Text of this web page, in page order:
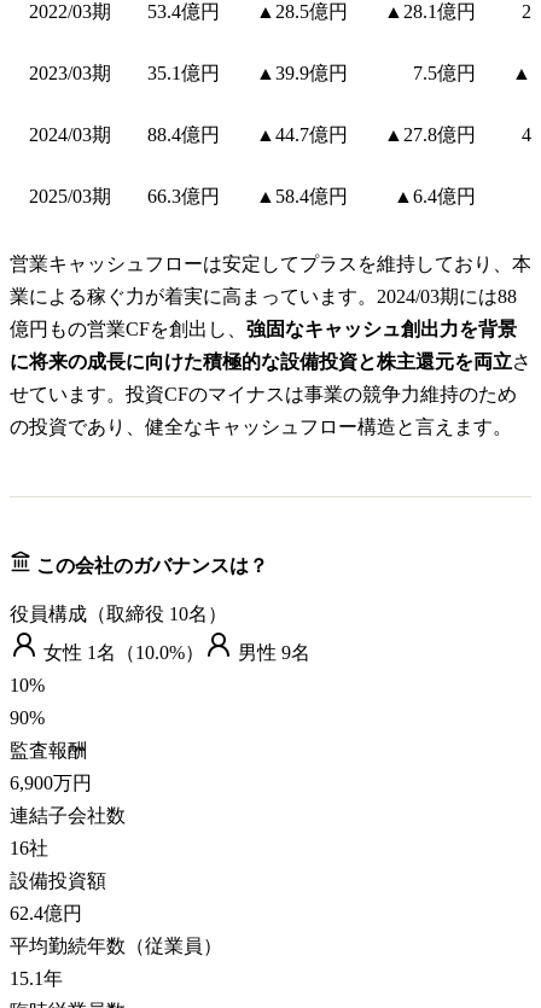
2022/03期 53.4億円 ▲28.5億円 ▲28.1億円
2023/03期 35.1億円 ▲39.9億円 7.5億円
2024/03期 88.4億円 ▲44.7億円 ▲27.8億円
2025/03期 66.3億円 ▲58.4億円 ▲6.4億円
営業キャッシュフローは安定してプラスを維持しており、本
業による稼ぐ力が着実に高まっています。2024/03期には88
億円もの営業CFを創出し、 強固なキャッシュ創出力を背景
に将来の成長に向けた積極的な設備投資と株主還元を両立さ
せています。投資CFのマイナスは事業の競争力維持のため
の投資であり、健全なキャッシュフロー構造と言えます。
この会社のガバナンスは？
役員構成（取締役 10名）
女性 1名（10.0%） 男性 9名
10%
90%
監査報酬
6,900万円
連結子会社数
16社
設備投資額
62.4億円
平均勤続年数（従業員）
15.1年